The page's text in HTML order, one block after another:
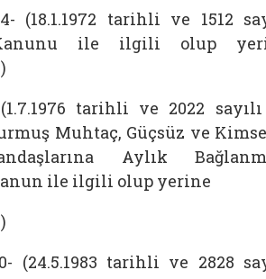
(18.1.1972 tarihli ve 1512
ile ilgili olup
tarihli ve 2022
Muhtaç, Güçsüz ve
Aylık
ile ilgili olup yerine
(24.5.1983 tarihli ve 2828